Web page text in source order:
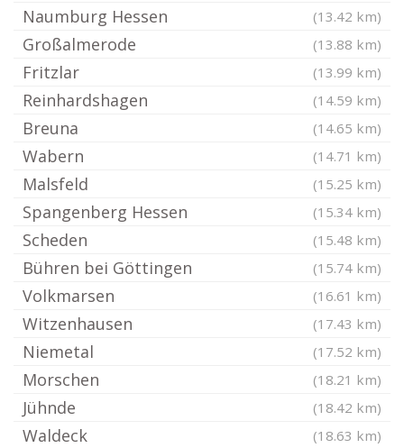
Naumburg Hessen (13.42 km)
Großalmerode (13.88 km)
Fritzlar (13.99 km)
Reinhardshagen (14.59 km)
Breuna (14.65 km)
Wabern (14.71 km)
Malsfeld (15.25 km)
Spangenberg Hessen (15.34 km)
Scheden (15.48 km)
Bühren bei Göttingen (15.74 km)
Volkmarsen (16.61 km)
Witzenhausen (17.43 km)
Niemetal (17.52 km)
Morschen (18.21 km)
Jühnde (18.42 km)
Waldeck (18.63 km)